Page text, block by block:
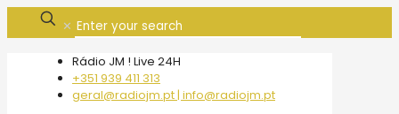
✕
Rádio JM ! Live 24H
+351 939 411 313
geral@radiojm.pt | info@radiojm.pt